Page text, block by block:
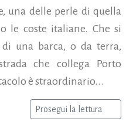
una delle perle di quella
le coste italiane. Che si
una barca, o da terra,
che collega Porto
è straordinario...
Prosegui la lettura